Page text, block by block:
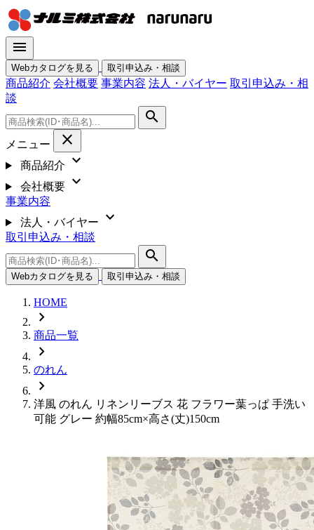
menu
Webカタログを見る 取引申込み・相談
商品紹介 会社概要 事業内容 法人・バイヤー 取引申込み・相
談
search
メニュー close
商品紹介 expand_more
会社概要 expand_more
事業内容
法人・バイヤー
expand_more
取引申込み・相談
search
Webカタログを見る 取引申込み・相談
HOME
chevron_right
商品一覧
chevron_right
のれん
chevron_right
洋風 のれん リネンリーブス 花 フラワー葉っぱ 手洗い
可能 グレー 約幅85cm×高さ(丈)150cm